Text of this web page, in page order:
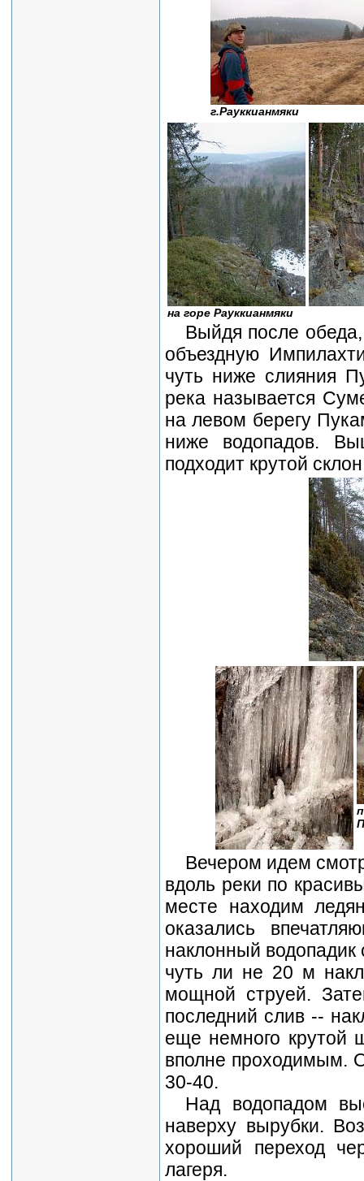
г.Рауккианмяки
на горе Рауккианмяки
Выйдя после
объездную
чуть ниже слияния
река называется
на левом берегу
ниже водопадов.
подходит крутой
Вечером идем
вдоль реки по
месте находим
оказались
наклонный
чуть ли не 20 м
мощной струей.
последний слив --
еще немного крутой
вполне проходимым.
30-40.
Над водопадом
наверху вырубки.
хороший переход
лагеря.